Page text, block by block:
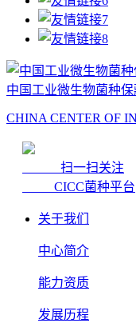
中国工业微生物菌种
CHINA CENTER OF
扫一扫关注
CICC菌种平台
关于我们
中心简介
能力资质
发展历程